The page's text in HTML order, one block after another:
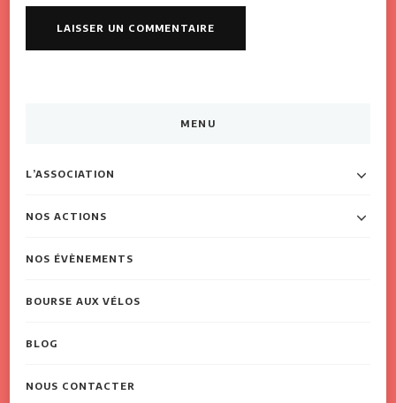
MENU
L’ASSOCIATION
NOS ACTIONS
NOS ÉVÈNEMENTS
BOURSE AUX VÉLOS
BLOG
NOUS CONTACTER